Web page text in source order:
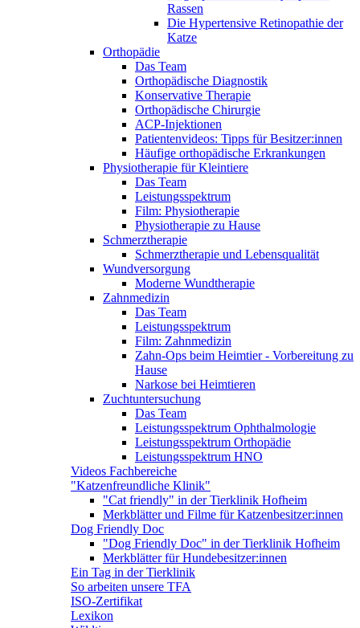
Rassen
Die Hypertensive Retinopathie der
Katze
Orthopädie
Das Team
Orthopädische Diagnostik
Konservative Therapie
Orthopädische Chirurgie
ACP-Injektionen
Patientenvideos: Tipps für Besitzer:innen
Häufige orthopädische Erkrankungen
Physiotherapie für Kleintiere
Das Team
Leistungsspektrum
Film: Physiotherapie
Physiotherapie zu Hause
Schmerztherapie
Schmerztherapie und Lebensqualität
Wundversorgung
Moderne Wundtherapie
Zahnmedizin
Das Team
Leistungsspektrum
Film: Zahnmedizin
Zahn-Ops beim Heimtier - Vorbereitung zu
Hause
Narkose bei Heimtieren
Zuchtuntersuchung
Das Team
Leistungsspektrum Ophthalmologie
Leistungsspektrum Orthopädie
Leistungsspektrum HNO
Videos Fachbereiche
"Katzenfreundliche Klinik"
"Cat friendly" in der Tierklinik Hofheim
Merkblätter und Filme für Katzenbesitzer:innen
Dog Friendly Doc
"Dog Friendly Doc" in der Tierklinik Hofheim
Merkblätter für Hundebesitzer:innen
Ein Tag in der Tierklinik
So arbeiten unsere TFA
ISO-Zertifikat
Lexikon